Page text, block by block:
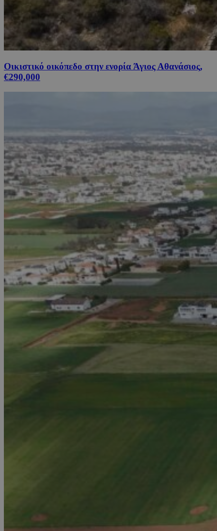
Οικιστικό οικόπεδο στην ενορία Άγιος Αθανάσιος,
€290,000